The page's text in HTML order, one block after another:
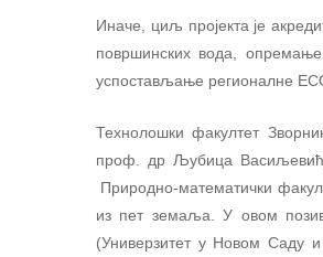
Иначе, циљ пројекта је
површинских вода,
успостављање регионалне
Технолошки факултет
проф. др Љубица Васиљевић,
Природно-математички
из пет земаља. У овом
(Универзитет у Новом Саду